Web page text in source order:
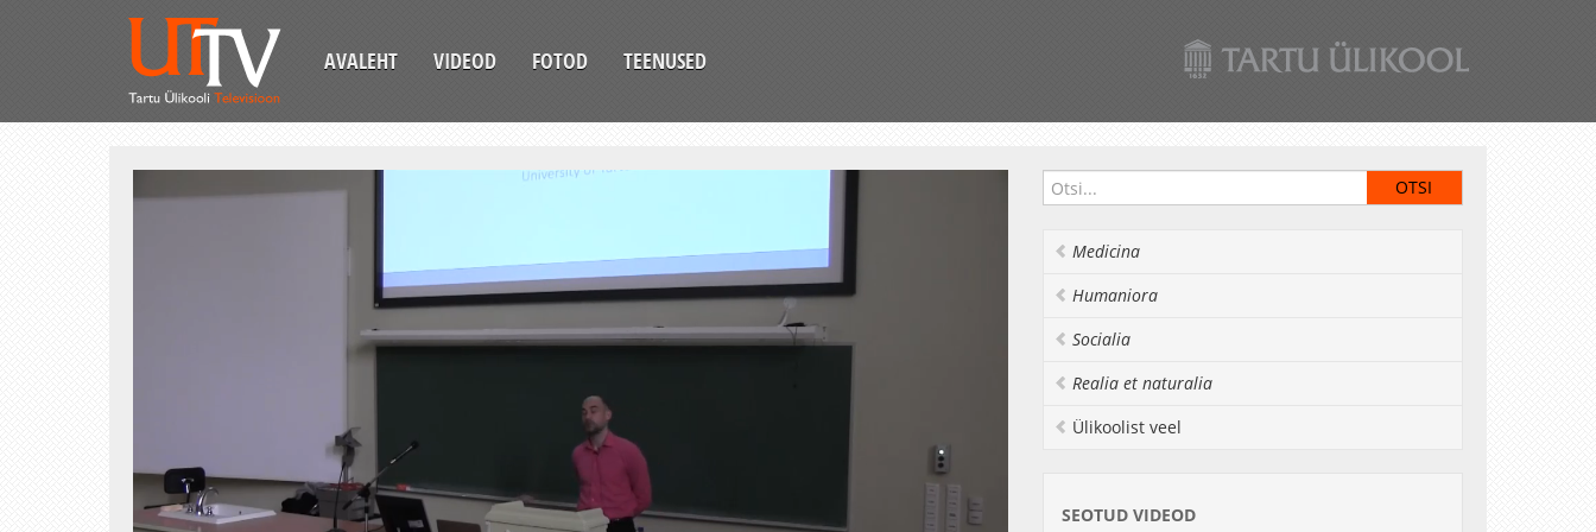
AVALEHT VIDEOD FOTOD TEENUSED
Medicina
Humaniora
Socialia
Realia et naturalia
Ülikoolist veel
SEOTUD VIDEOD